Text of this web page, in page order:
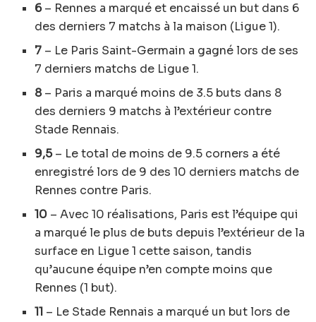
6– Rennes a marqué et encaissé un but dans 6
des derniers 7 matchs à la maison (Ligue 1).
7 – Le Paris Saint-Germain a gagné lors de ses
7 derniers matchs de Ligue 1.
8– Paris a marqué moins de 3.5 buts dans 8
des derniers 9 matchs à l’extérieur contre
Stade Rennais.
9,5– Le total de moins de 9.5 corners a été
enregistré lors de 9 des 10 derniers matchs de
Rennes contre Paris.
10 – Avec 10 réalisations, Paris est l’équipe qui
a marqué le plus de buts depuis l’extérieur de la
surface en Ligue 1 cette saison, tandis
qu’aucune équipe n’en compte moins que
Rennes (1 but).
11 – Le Stade Rennais a marqué un but lors de